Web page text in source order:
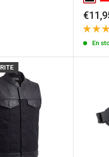
de
venta
En